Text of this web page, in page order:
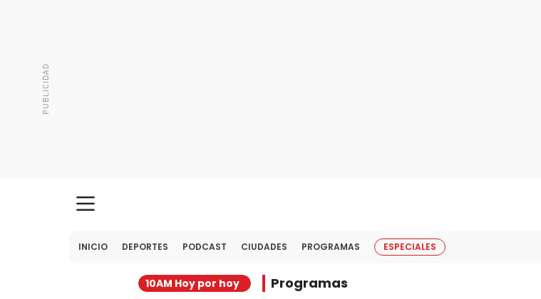
INICIO DEPORTES PODCAST CIUDADES PROGRAMAS ESPECIALES
10AM Hoy por hoy Programas